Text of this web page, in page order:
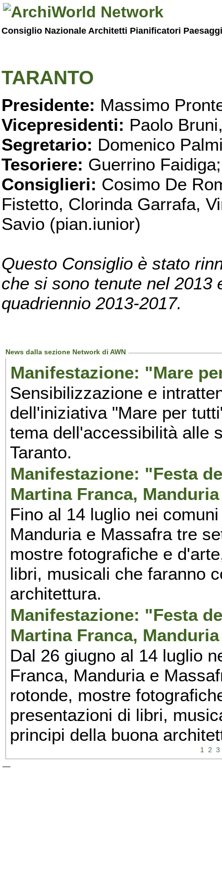
Consiglio Nazionale Architetti Pianificatori
TARANTO
Presidente: Massimo
Vicepresidenti: Paolo
Segretario: Domenico
Tesoriere: Guerrino Faidiga;
Consiglieri: Cosimo De
Fistetto, Clorinda Garrafa,
Savio (pian.iunior)
Questo Consiglio è stato
che si sono tenute nel 2013
quadriennio 2013-2017.
News dalla sezione Network di AWN
Manifestazione: "Mare
Sensibilizzazione e
dell'iniziativa "Mare per
tema dell'accessibilità alle
Taranto.
Manifestazione: "Festa
Martina Franca,
Fino al 14 luglio nei
Manduria e Massafra tre
mostre fotografiche e
libri, musicali che faranno
architettura.
Manifestazione: "Festa
Martina Franca,
Dal 26 giugno al 14 luglio
Franca, Manduria e
rotonde, mostre
presentazioni di libri,
principi della buona
1 2 3